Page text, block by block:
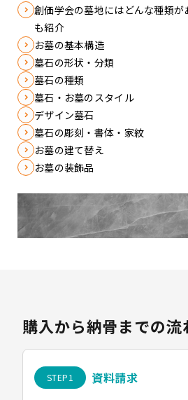
創価学会の墓地にはどんな種類
も紹介
お墓の基本構造
墓石の形状・分類
墓石の種類
墓石・お墓のスタイル
デザイン墓石
墓石の彫刻・書体・家紋
お墓の建て替え
お墓の装飾品
購入から納骨までの流
資料請求